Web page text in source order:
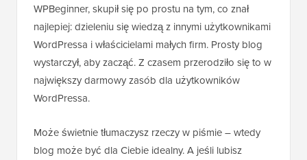
WPBeginner, skupił się po prostu na tym, co znał
najlepiej: dzieleniu się wiedzą z innymi użytkownikami
WordPressa i właścicielami małych firm. Prosty blog
wystarczył, aby zacząć. Z czasem przerodziło się to w
największy darmowy zasób dla użytkowników
WordPressa.
Może świetnie tłumaczysz rzeczy w piśmie – wtedy
blog może być dla Ciebie idealny. A jeśli lubisz